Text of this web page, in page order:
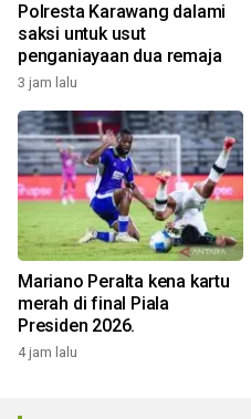
Polresta Karawang dalami
saksi untuk usut
penganiayaan dua remaja
3 jam lalu
Mariano Peralta kena kartu
merah di final Piala
Presiden 2026.
4 jam lalu